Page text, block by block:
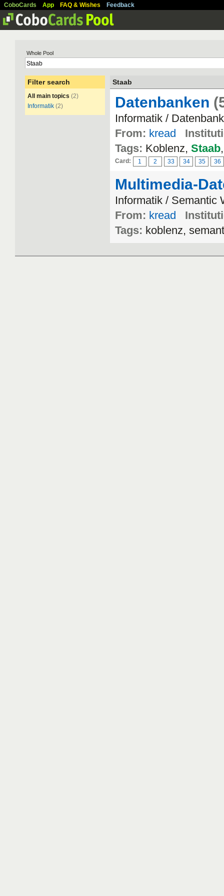
CoboCards App FAQ & Wishes Feedback
Whole Pool
Filter search
All main topics (2)
Informatik (2)
Staab
Datenbanken
Informatik /
From: kread
Tags: Koblenz, Staab
Card: 1 2 33 34 35 36
Multimedia-
Informatik / Semantic
From: kread
Tags: koblenz,